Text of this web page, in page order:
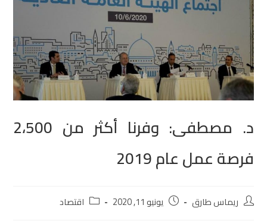
د. مصطفى: وفرنا أكثر من 2،500
فرصة عمل عام 2019
ريماس طارق يونيو 11, 2020 اقتصاد